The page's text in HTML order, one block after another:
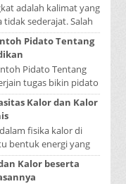
adalah kalimat yang
sederajat. Salah
induk kalimat, se...
Pidato Tentang
Pidato Tentang
tugas bikin pidato
kumpulan contoh-
...
Kalor dan Kalor
fisika kalor di
bentuk energi yang
dari benda yang
Kalor beserta